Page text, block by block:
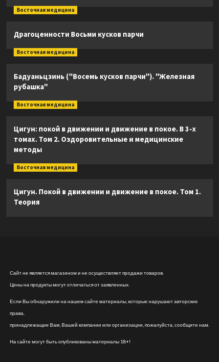
Восточная медицина
Драгоценности Восьми кусков парчи
Восточная медицина
Бадуаньцзинь ("Восемь кусков парчи"). "Железная
рубашка"
Восточная медицина
Цигун: покой в движении и движение в покое. В 3-х
томах. Том 2. Оздоровительные и медицинские
методы
Восточная медицина
Цигун. Покой в движении и движение в покое. Том 1.
Теория
Сайт не является магазином и не осуществляет продажи товаров.
Цены на продукты могут отличаться от заявленных.
Если Вы обнаружили на нашем сайте материалы, которые нарушают авторские
права,
принадлежащие Вам, Вашей компании или организации, пожалуйста, сообщите нам.
На сайте могут быть опубликованы материалы 18+!